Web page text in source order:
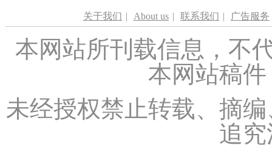
关于我们 | About us | 联系我们 | 广告服务
本网站所刊载信息，不
本网站稿
未经授权禁止转载、摘
追